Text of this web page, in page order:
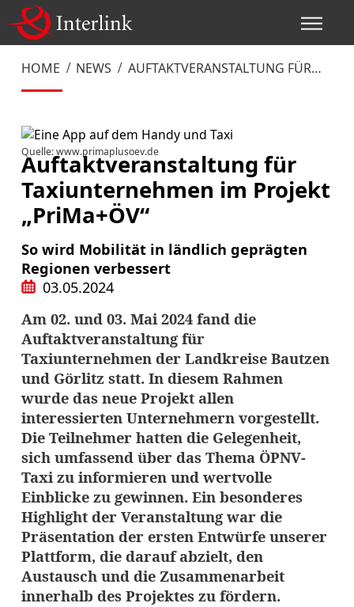
HOME NEWS
AUFTAKTVERANSTALTUNG FÜR
Quelle: www.primaplusoev.de
Auftaktveranstaltung für
Taxiunternehmen im Projekt
„PriMa+ÖV“
So wird Mobilität in ländlich geprägten
Regionen verbessert
03.05.2024
Am 02. und 03. Mai 2024 fand die
Auftaktveranstaltung für
Taxiunternehmen der Landkreise Bautzen
und Görlitz statt. In diesem Rahmen
wurde das neue Projekt allen
interessierten Unternehmern vorgestellt.
Die Teilnehmer hatten die Gelegenheit,
sich umfassend über das Thema ÖPNV-
Taxi zu informieren und wertvolle
Einblicke zu gewinnen. Ein besonderes
Highlight der Veranstaltung war die
Präsentation der ersten Entwürfe unserer
Plattform, die darauf abzielt, den
Austausch und die Zusammenarbeit
innerhalb des Projektes zu fördern.